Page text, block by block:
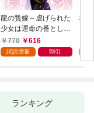
龍の贄嫁～虐げられた
少女は運命の番として
愛される～ 1巻
770 616
試読増量 割引
桜
ランキング